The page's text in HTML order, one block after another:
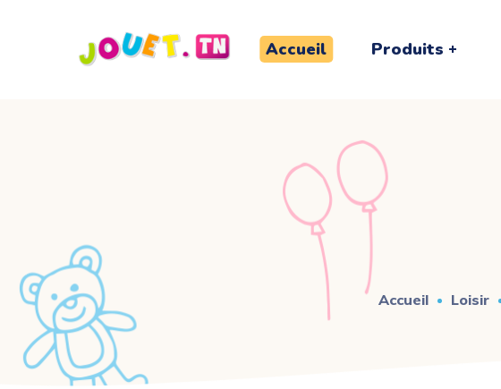
Accueil Produits
Accueil Loisir